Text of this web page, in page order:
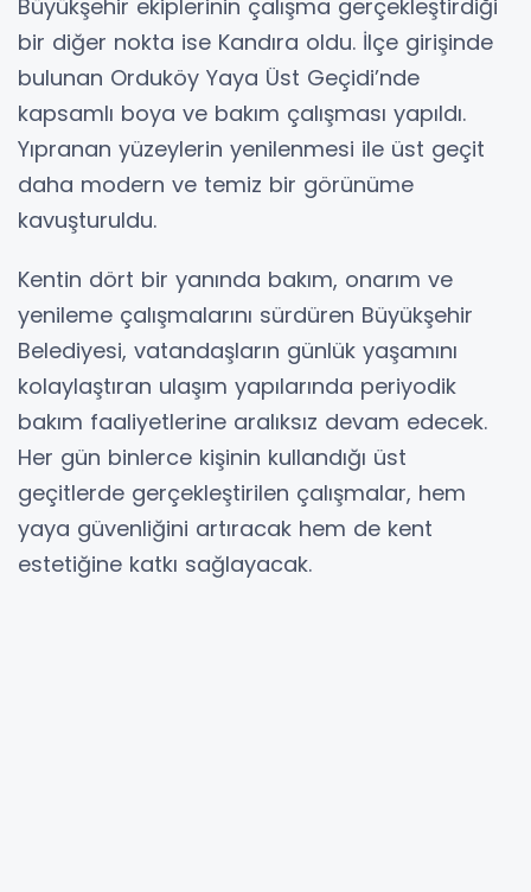
Büyükşehir ekiplerinin çalışma gerçekleştirdiği
bir diğer nokta ise Kandıra oldu. İlçe girişinde
bulunan Orduköy Yaya Üst Geçidi’nde
kapsamlı boya ve bakım çalışması yapıldı.
Yıpranan yüzeylerin yenilenmesi ile üst geçit
daha modern ve temiz bir görünüme
kavuşturuldu.
Kentin dört bir yanında bakım, onarım ve
yenileme çalışmalarını sürdüren Büyükşehir
Belediyesi, vatandaşların günlük yaşamını
kolaylaştıran ulaşım yapılarında periyodik
bakım faaliyetlerine aralıksız devam edecek.
Her gün binlerce kişinin kullandığı üst
geçitlerde gerçekleştirilen çalışmalar, hem
yaya güvenliğini artıracak hem de kent
estetiğine katkı sağlayacak.